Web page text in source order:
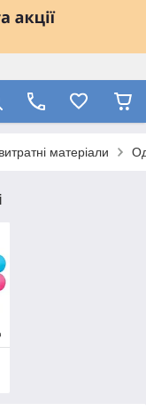
матеріали